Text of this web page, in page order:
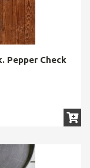
Pepper Check